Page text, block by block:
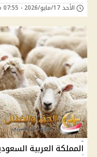
الأحد 17/مايو/2026 - 07:55 م
المملكة العربية